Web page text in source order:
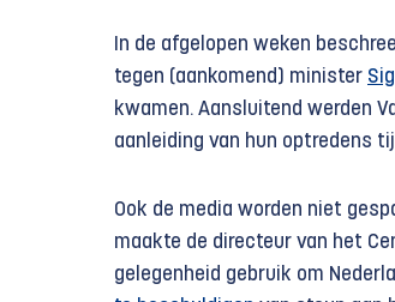
In de afgelopen weken
tegen (aankomend) minister
kwamen. Aansluitend werden
aanleiding van hun optredens
Ook de media worden niet
maakte de directeur van het
gelegenheid gebruik om